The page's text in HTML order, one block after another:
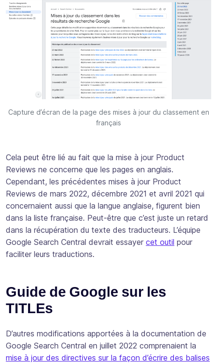
Capture d’écran de la page des mises à jour du classement en
français
Cela peut être lié au fait que la mise à jour Product
Reviews ne concerne que les pages en anglais.
Cependant, les précédentes mises à jour Product
Reviews de mars 2022, décembre 2021 et avril 2021 qui
concernaient aussi que la langue anglaise, figurent bien
dans la liste française. Peut-être que c’est juste un retard
dans la récupération du texte des traducteurs. L’équipe
Google Search Central devrait essayer cet outil pour
faciliter leurs traductions.
Guide de Google sur les
TITLEs
D’autres modifications apportées à la documentation de
Google Search Central en juillet 2022 comprenaient la
mise à jour des directives sur la façon d’écrire des balises